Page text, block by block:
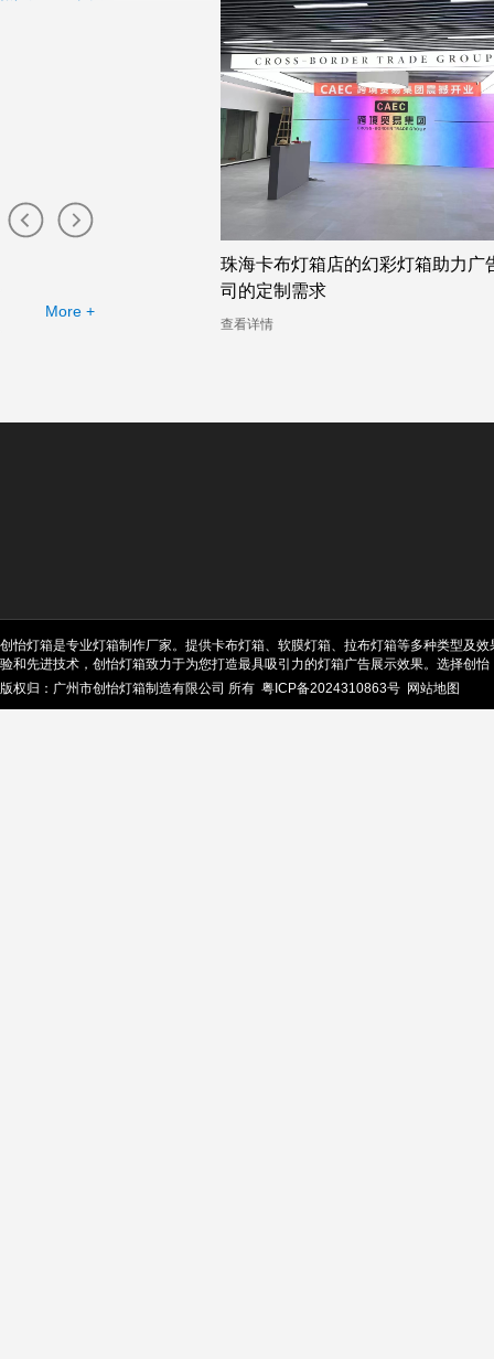
More +
珠海卡布灯箱店的幻彩灯箱助力广
司的定制需求
查看详情
创怡灯箱是专业灯箱制作厂家。提供卡布灯箱、软膜灯箱、拉布灯箱等多种类型及
验和先进技术，创怡灯箱致力于为您打造最具吸引力的灯箱广告展示效果。选择创怡
版权归：广州市创怡灯箱制造有限公司 所有 粤ICP备2024310863号 网站地图